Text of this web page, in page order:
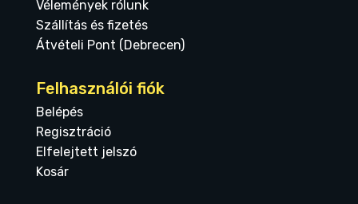
Vélemények rólunk
Szállítás és fizetés
Átvételi Pont (Debrecen)
Felhasználói fiók
Belépés
Regisztráció
Elfelejtett jelszó
Kosár